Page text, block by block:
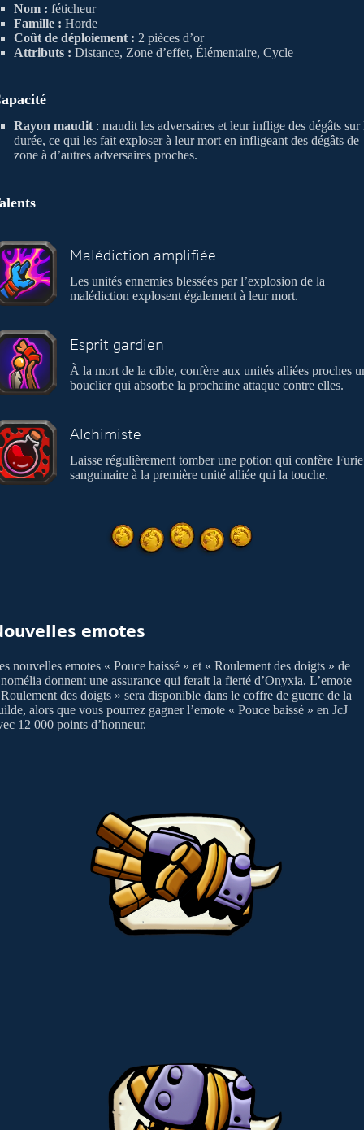
Nom : féticheur
Famille : Horde
Coût de déploiement : 2 pièces d’or
Attributs : Distance, Zone d’effet, Élémentaire, Cycle
Rayon maudit : maudit les adversaires et leur inflige des dégâts sur
durée, ce qui les fait exploser à leur mort en infligeant des dégâts de
zone à d’autres adversaires proches.
Malédiction amplifiée
Les unités ennemies blessées par l’explosion de la
malédiction explosent également à leur mort.
Esprit gardien
À la mort de la cible, confère aux unités alliées proches
bouclier qui absorbe la prochaine attaque contre elles.
Alchimiste
Laisse régulièrement tomber une potion qui confère Furie
sanguinaire à la première unité alliée qui la touche.
emotes
nouvelles emotes « Pouce baissé » et « Roulement des doigts » de
donnent une assurance qui ferait la fierté d’Onyxia. L’emote
des doigts » sera disponible dans le coffre de guerre de la
alors que vous pourrez gagner l’emote « Pouce baissé » en JcJ
12 000 points d’honneur.